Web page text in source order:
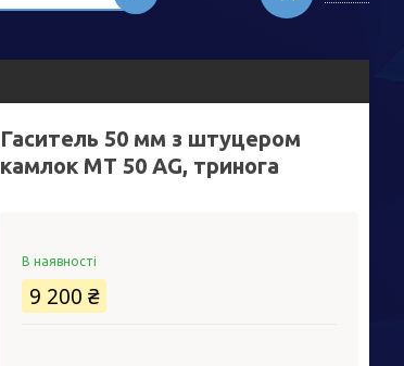
Гаситель 50 мм з штуцером
камлок MT 50 AG, тринога
В наявності
9 200 ₴